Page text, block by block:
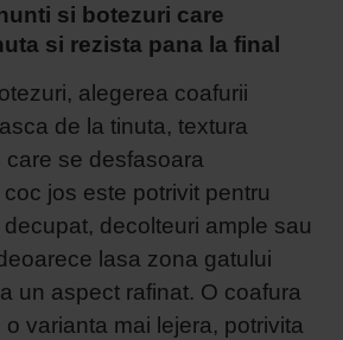
si botezuri care
si rezista pana la final
alegerea coafurii
de la tinuta, textura
care se desfasoara
jos este potrivit pentru
decolteuri ample sau
lasa zona gatului
un aspect rafinat. O coafura
varianta mai lejera, potrivita